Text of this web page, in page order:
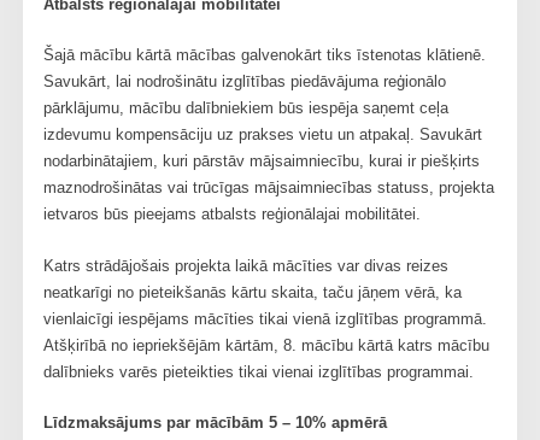
Atbalsts reģionālajai mobilitātei
Šajā mācību kārtā mācības galvenokārt tiks īstenotas klātienē.
Savukārt, lai nodrošinātu izglītības piedāvājuma reģionālo
pārklājumu, mācību dalībniekiem būs iespēja saņemt ceļa
izdevumu kompensāciju uz prakses vietu un atpakaļ. Savukārt
nodarbinātajiem, kuri pārstāv mājsaimniecību, kurai ir piešķirts
maznodrošinātas vai trūcīgas mājsaimniecības statuss, projekta
ietvaros būs pieejams atbalsts reģionālajai mobilitātei.
Katrs strādājošais projekta laikā mācīties var divas reizes
neatkarīgi no pieteikšanās kārtu skaita, taču jāņem vērā, ka
vienlaicīgi iespējams mācīties tikai vienā izglītības programmā.
Atšķirībā no iepriekšējām kārtām, 8. mācību kārtā katrs mācību
dalībnieks varēs pieteikties tikai vienai izglītības programmai.
Līdzmaksājums par mācībām 5 – 10% apmērā